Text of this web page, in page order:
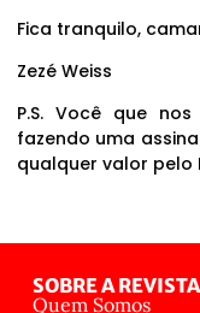
Fica tranquilo,
Zezé Weiss
P.S. Você que
fazendo uma
qualquer valor pelo
SOBRE A REVISTA
Quem Somos